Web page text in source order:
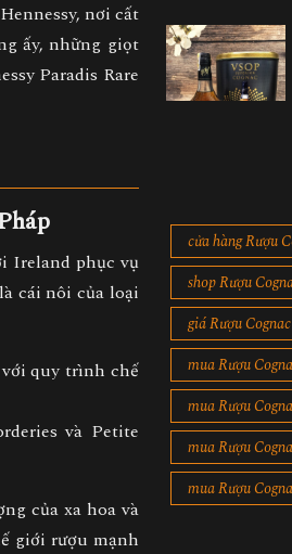
nơi cất
ấy, những giọt
Paradis Rare
Ireland phục vụ
cái nôi của loại
quy trình chế
và Petite
của xa hoa và
giới rượu mạnh
cửa hàng Rượu
shop Rượu
giá Rượu
mua Rượu
mua Rượu
mua Rượu
mua Rượu